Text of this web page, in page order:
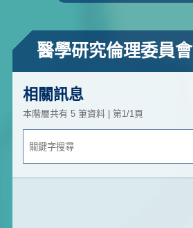
醫學研究倫理委員會
相關訊息
本階層共有 5 筆資料 | 第1/1頁
關